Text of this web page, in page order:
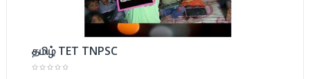
தமிழ் TET TNPSC